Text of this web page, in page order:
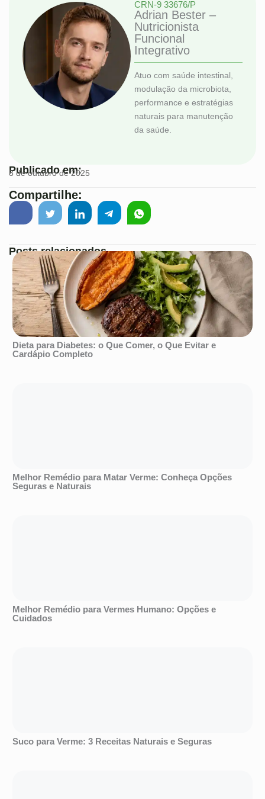
CRN-9 33676/P
Adrian Bester –
Nutricionista
Funcional
Integrativo
Atuo com saúde intestinal,
modulação da microbiota,
performance e estratégias
naturais para manutenção
da saúde.
Publicado em:
8 de outubro de 2025
Compartilhe:
Posts relacionados
Dieta para Diabetes: o Que Comer, o Que Evitar e
Cardápio Completo
Melhor Remédio para Matar Verme: Conheça Opções
Seguras e Naturais
Melhor Remédio para Vermes Humano: Opções e
Cuidados
Suco para Verme: 3 Receitas Naturais e Seguras